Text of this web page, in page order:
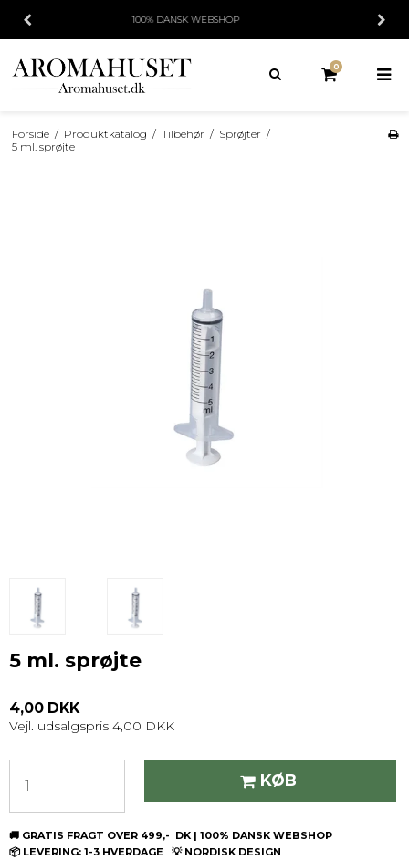
HURTIG LEVERING
0
Forside / Produktkatalog / Tilbehør / Sprøjter /
5 ml. sprøjte
5 ml. sprøjte
4,00 DKK
Vejl. udsalgspris 4,00 DKK
KØB
🚚 GRATIS FRAGT OVER 499,- DK | 100% DANSK WEBSHOP
📦 LEVERING: 1-3 HVERDAGE 💡 NORDISK DESIGN